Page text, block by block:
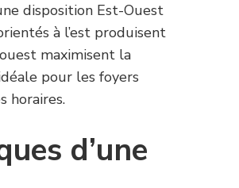
disposition Est-Ouest
à l’est produisent
maximisent la
pour les foyers
horaires.
d’une